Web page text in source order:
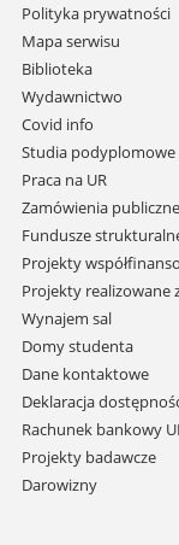
Pomiń
nawigację
i
przejdź
do
treści
Polityka prywatności
Mapa serwisu
Biblioteka
Wydawnictwo
Covid info
Studia podyplomowe
Praca na UR
Zamówienia publiczne
Fundusze
Projekty
Projekty realizowane
Wynajem sal
Domy studenta
Dane kontaktowe
Deklaracja
Rachunek bankowy
Projekty badawcze
Darowizny